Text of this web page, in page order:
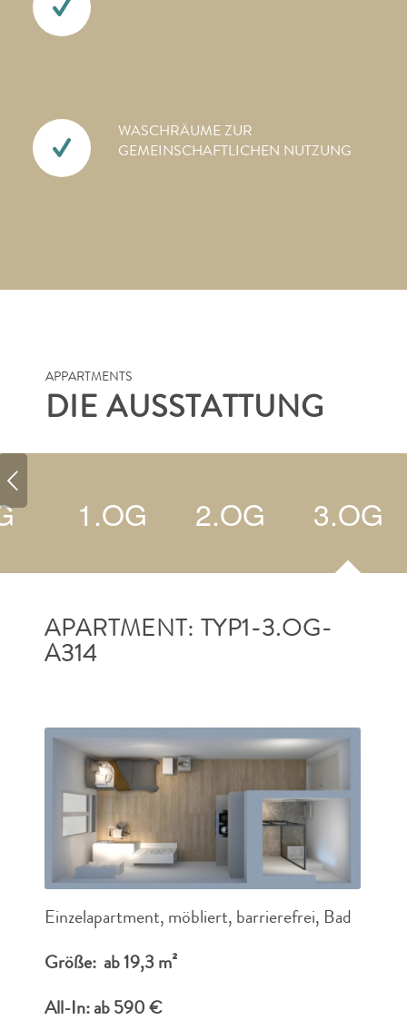
WASCHRÄUME ZUR
GEMEINSCHAFTLICHEN NUTZUNG
APPARTMENTS
DIE AUSSTATTUNG
1.OG 2.OG 3.OG
APARTMENT: TYP1-3.OG-
A314
Einzelapartment, möbliert, barrierefrei, Bad
Größe: ab 19,3 m²
All-In: ab 590 €